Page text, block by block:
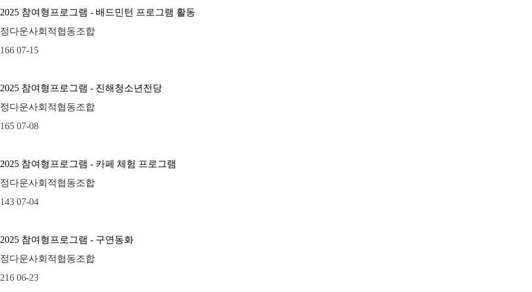
2025 참여형프로그램 - 배드민턴 프로그램 활동
정다운사회적협동조합
166 07-15
2025 참여형프로그램 - 진해청소년전당
정다운사회적협동조합
165 07-08
2025 참여형프로그램 - 카페 체험 프로그램
정다운사회적협동조합
143 07-04
2025 참여형프로그램 - 구연동화
정다운사회적협동조합
216 06-23